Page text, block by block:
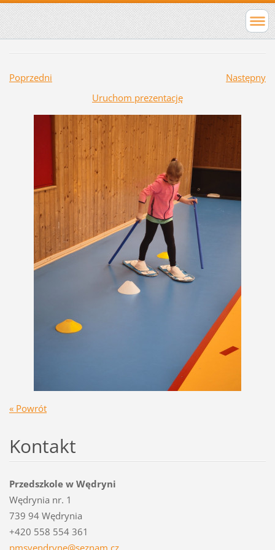
Poprzedni
Następny
Uruchom prezentację
« Powrót
Kontakt
Przedszkole w Wędryni
Wędrynia nr. 1
739 94 Wędrynia
+420 558 554 361
pmsvendryne@seznam.cz